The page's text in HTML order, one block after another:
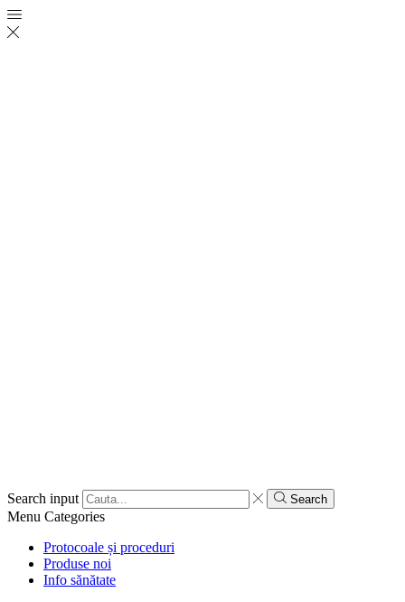
Search input Search
Menu Categories
Protocoale și proceduri
Produse noi
Info sănătate